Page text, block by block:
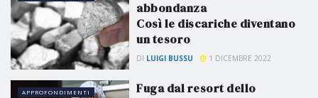
abbondanza
Così le discariche diventano
un tesoro
DI LUIGI BUSSU 1 DICEMBRE 2022
APPROFONDIMENTI
Fuga dal resort dello